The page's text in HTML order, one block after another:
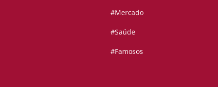
#Mercado
#Saúde
#Famosos